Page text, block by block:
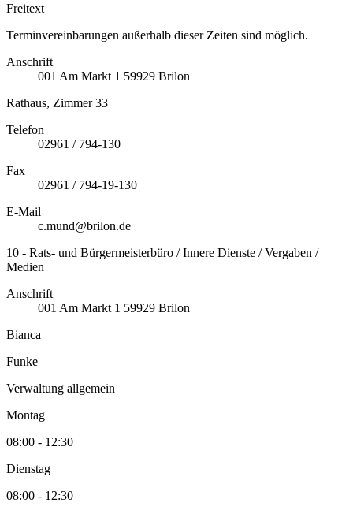
Freitext
Terminvereinbarungen außerhalb dieser Zeiten sind möglich.
Anschrift
001 Am Markt 1 59929 Brilon
Rathaus, Zimmer 33
Telefon
02961 / 794-130
Fax
02961 / 794-19-130
E-Mail
c.mund@brilon.de
10 - Rats- und Bürgermeisterbüro / Innere Dienste / Vergaben /
Medien
Anschrift
001 Am Markt 1 59929 Brilon
Bianca
Funke
Verwaltung allgemein
Montag
08:00 - 12:30
Dienstag
08:00 - 12:30